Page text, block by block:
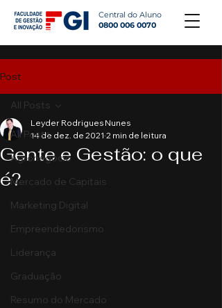
Central do Aluno
0800 006 0070
Post
All Posts
Agronegócio
Mercado de Capitais
Marketing Digital
Empreendedorismo
Liderança
Graduação
Resumo do Mercado
All Posts
Gente e Gestão: o que
é?
Leyder Rodrigues Nunes
14 de dez. de 2021 2 min de leitura